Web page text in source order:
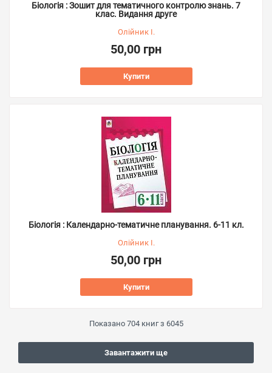
Біологія : Зошит для тематичного контролю знань. 7
клас. Видання друге
Олійник І.
50,00 грн
Купити
Біологія : Календарно-тематичне планування. 6-11 кл.
Олійник І.
50,00 грн
Купити
Показано 704книг з 6045
Завантажити ще